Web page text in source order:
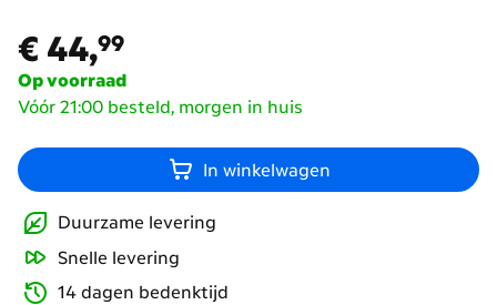
€ 44,
€ 44,99
99
Op voorraad
Vóór 21:00 besteld, morgen in huis
In winkelwagen
Duurzame levering
Snelle levering
14 dagen bedenktijd